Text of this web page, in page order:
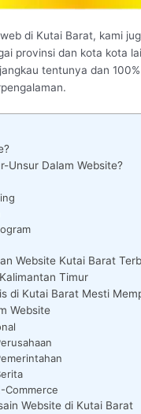
di Kutai Barat, kami
provinsi dan kota kota
tentunya dan
Unsur Dalam Website?
Website Kutai Barat
Timur
di Kutai Barat Mesti
Website
Commerce
Website di Kutai Barat